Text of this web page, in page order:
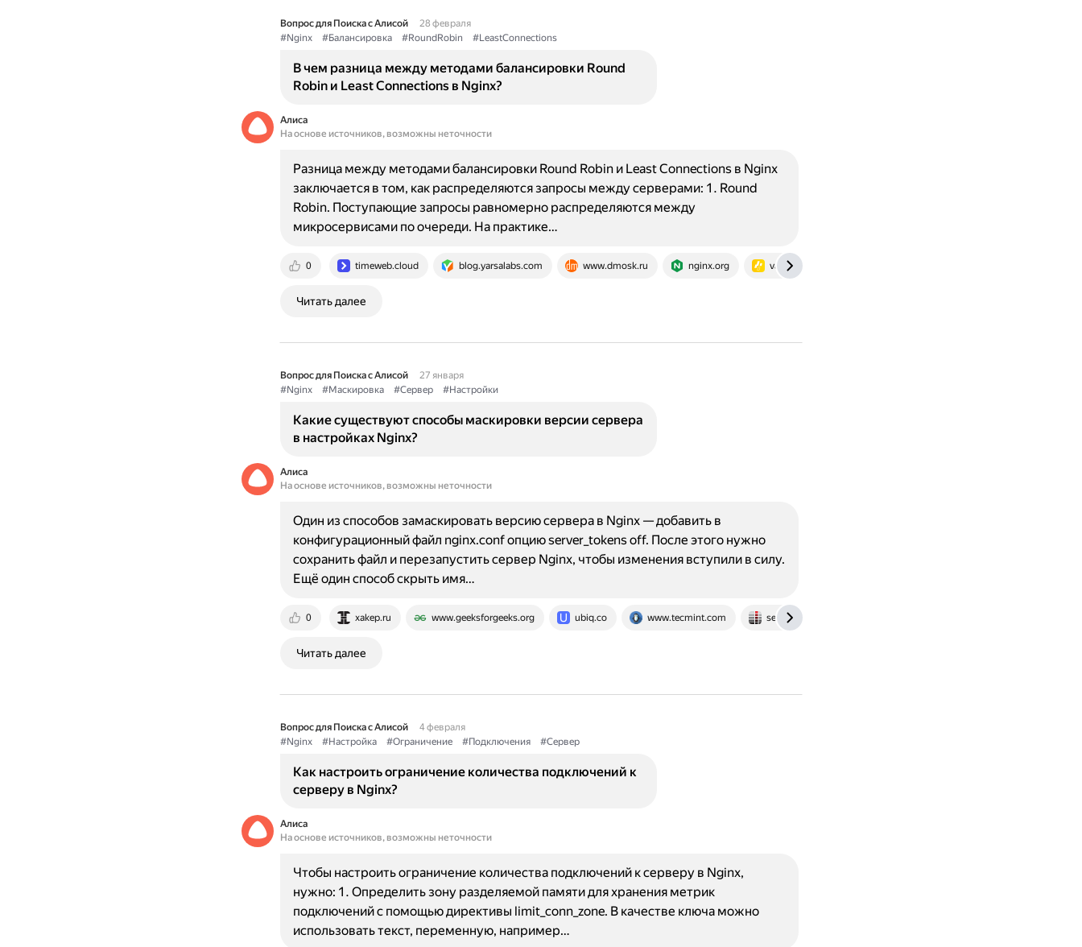
Вопрос для Поиска с Алисой
28 февраля
#Nginx
#Балансировка #RoundRobin #LeastConnections
В чем разница между методами балансировки Round
Robin и Least Connections в Nginx?
Алиса
На основе источников, возможны неточности
0 timeweb.cloud blog.yarsalabs.com www.dmosk.ru nginx.org vaiti.io
Разница между методами балансировки Round Robin и Least Connections в Nginx
заключается в том, как распределяются запросы между серверами: 1. Round
Robin. Поступающие запросы равномерно распределяются между
микросервисами по очереди. На практике…
Читать далее
Вопрос для Поиска с Алисой
27 января
#Nginx
#Маскировка #Сервер #Настройки
Какие существуют способы маскировки версии сервера
в настройках Nginx?
Алиса
На основе источников, возможны неточности
0 xakep.ru www.geeksforgeeks.org ubiq.co www.tecmint.com serverfault.com
Один из способов замаскировать версию сервера в Nginx — добавить в
конфигурационный файл nginx.conf опцию server_tokens off. После этого нужно
сохранить файл и перезапустить сервер Nginx, чтобы изменения вступили в силу.
Ещё один способ скрыть имя…
Читать далее
Вопрос для Поиска с Алисой
4 февраля
#Nginx
#Настройка #Ограничение #Подключения #Сервер
Как настроить ограничение количества подключений к
серверу в Nginx?
Алиса
На основе источников, возможны неточности
Чтобы настроить ограничение количества подключений к серверу в Nginx,
нужно: 1. Определить зону разделяемой памяти для хранения метрик
подключений с помощью директивы limit_conn_zone. В качестве ключа можно
использовать текст, переменную, например…